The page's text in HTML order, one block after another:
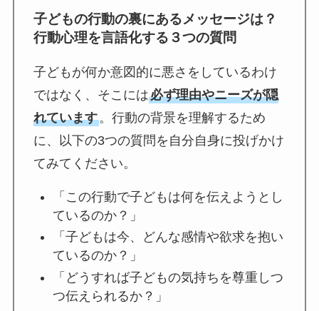
子どもの行動の裏にあるメッセージは？
行動心理を言語化する３つの質問
子どもが何か意図的に悪さをしているわけ
ではなく、そこには必ず理由やニーズが隠
れています。行動の背景を理解するため
に、以下の3つの質問を自分自身に投げかけ
てみてください。
「この行動で子どもは何を伝えようとし
ているのか？」
「子どもは今、どんな感情や欲求を抱い
ているのか？」
「どうすれば子どもの気持ちを尊重しつ
つ伝えられるか？」